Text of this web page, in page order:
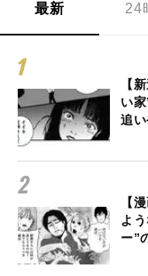
最新 24
【
い
追
【
よ
ー”